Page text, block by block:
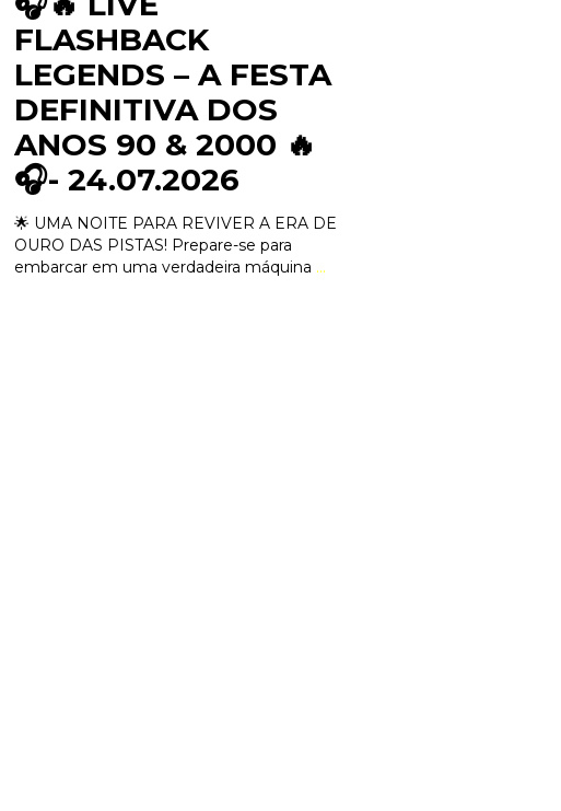
FLASHBACK
LEGENDS – A FESTA
DEFINITIVA DOS
ANOS 90 & 2000 🔥
🎧- 24.07.2026
🌟 UMA NOITE PARA REVIVER A ERA DE
OURO DAS PISTAS! Prepare-se para
embarcar em uma verdadeira máquina …